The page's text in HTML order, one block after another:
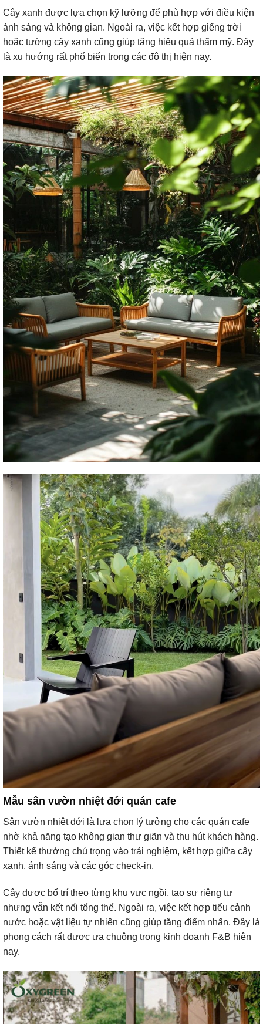
Cây xanh được lựa chọn kỹ lưỡng để phù hợp với điều kiện
ánh sáng và không gian. Ngoài ra, việc kết hợp giếng trời
hoặc tường cây xanh cũng giúp tăng hiệu quả thẩm mỹ. Đây
là xu hướng rất phổ biến trong các đô thị hiện nay.
Mẫu sân vườn nhiệt đới quán cafe
Sân vườn nhiệt đới là lựa chọn lý tưởng cho các quán cafe
nhờ khả năng tạo không gian thư giãn và thu hút khách hàng.
Thiết kế thường chú trọng vào trải nghiệm, kết hợp giữa cây
xanh, ánh sáng và các góc check-in.
Cây được bố trí theo từng khu vực ngồi, tạo sự riêng tư
nhưng vẫn kết nối tổng thể. Ngoài ra, việc kết hợp tiểu cảnh
nước hoặc vật liệu tự nhiên cũng giúp tăng điểm nhấn. Đây là
phong cách rất được ưa chuộng trong kinh doanh F&B hiện
nay.